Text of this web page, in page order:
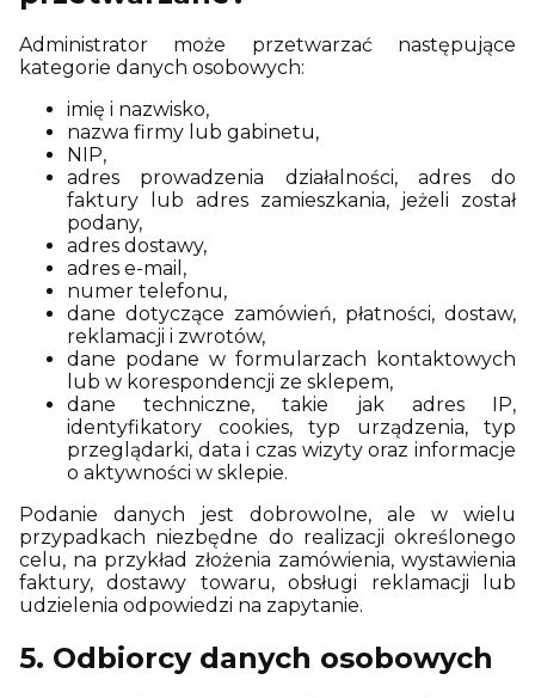
Administrator może przetwarzać następujące
kategorie danych osobowych:
imię i nazwisko,
nazwa firmy lub gabinetu,
NIP,
adres prowadzenia działalności, adres do
faktury lub adres zamieszkania, jeżeli został
podany,
adres dostawy,
adres e-mail,
numer telefonu,
dane dotyczące zamówień, płatności, dostaw,
reklamacji i zwrotów,
dane podane w formularzach kontaktowych
lub w korespondencji ze sklepem,
dane techniczne, takie jak adres IP,
identyfikatory cookies, typ urządzenia, typ
przeglądarki, data i czas wizyty oraz informacje
o aktywności w sklepie.
Podanie danych jest dobrowolne, ale w wielu
przypadkach niezbędne do realizacji określonego
celu, na przykład złożenia zamówienia, wystawienia
faktury, dostawy towaru, obsługi reklamacji lub
udzielenia odpowiedzi na zapytanie.
5. Odbiorcy danych osobowych